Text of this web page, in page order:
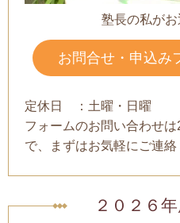
塾長の私がお
お問合せ・申込み
定休日 ：土曜・日曜
フォームのお問い合わせ
で、まずはお気軽にご連絡
２０２６